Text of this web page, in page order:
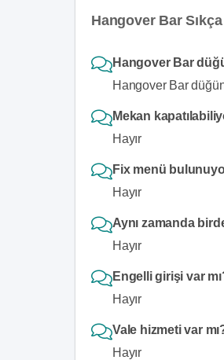
Hangover Bar
Hangover Bar
Hangover Bar
Mekan
Hayır
Fix menü
Hayır
Aynı zamanda
Hayır
Engelli girişi var
Hayır
Vale hizmeti var
Hayır